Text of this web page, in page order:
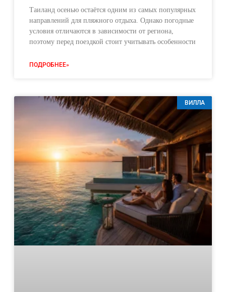
Таиланд осенью остаётся одним из самых популярных
направлений для пляжного отдыха. Однако погодные
условия отличаются в зависимости от региона,
поэтому перед поездкой стоит учитывать особенности
ПОДРОБНЕЕ»
ВИЛЛА